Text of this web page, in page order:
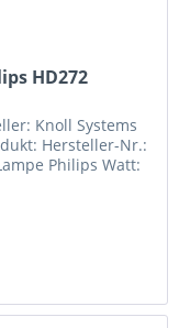
HD272
Knoll Systems
Hersteller-Nr.:
Philips Watt: